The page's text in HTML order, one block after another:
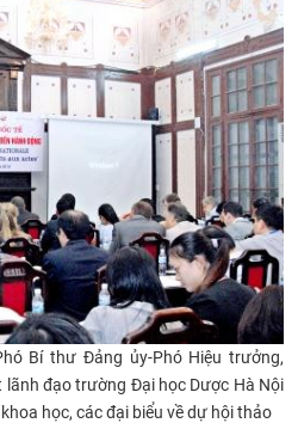
Bí thư Đảng ủy-Phó Hiệu trưởng,
đạo trường Đại học Dược Hà Nội
học, các đại biểu về dự hội thảo